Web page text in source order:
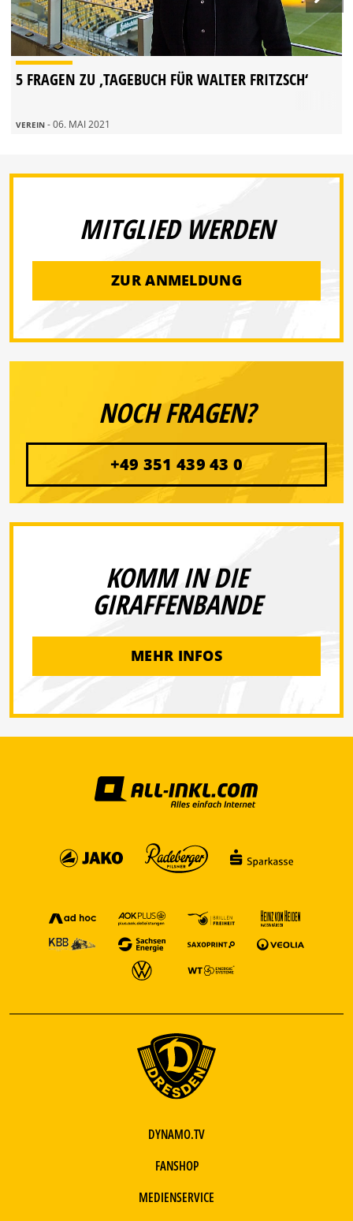
5 FRAGEN ZU ‚TAGEBUCH FÜR WALTER FRITZSCH‘
VEREIN - 06. MAI 2021
MITGLIED WERDEN
ZUR ANMELDUNG
NOCH FRAGEN?
+49 351 439 43 0
KOMM IN DIE
GIRAFFENBANDE
MEHR INFOS
DYNAMO.TV
FANSHOP
MEDIENSERVICE